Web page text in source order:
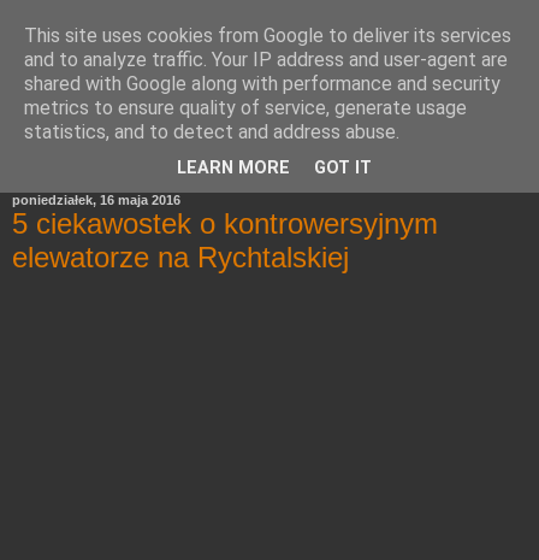
poniedziałek, 16 maja 2016
5 ciekawostek o kontrowersyjnym
elewatorze na Rychtalskiej
This site uses cookies from Google to deliver its services
and to analyze traffic. Your IP address and user-agent are
shared with Google along with performance and security
metrics to ensure quality of service, generate usage
statistics, and to detect and address abuse.
LEARN MORE GOT IT